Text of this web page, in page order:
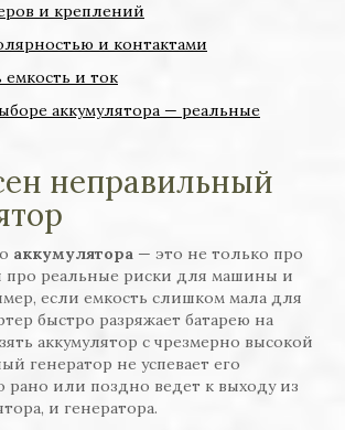
и креплений
и контактами
емкость и ток
аккумулятора — реальные
неправильный
аккумулятора — это не только про
про реальные риски для машины и
если емкость слишком мала для
быстро разряжает батарею на
аккумулятор с чрезмерно высокой
генератор не успевает его
рано или поздно ведет к выходу из
и генератора.